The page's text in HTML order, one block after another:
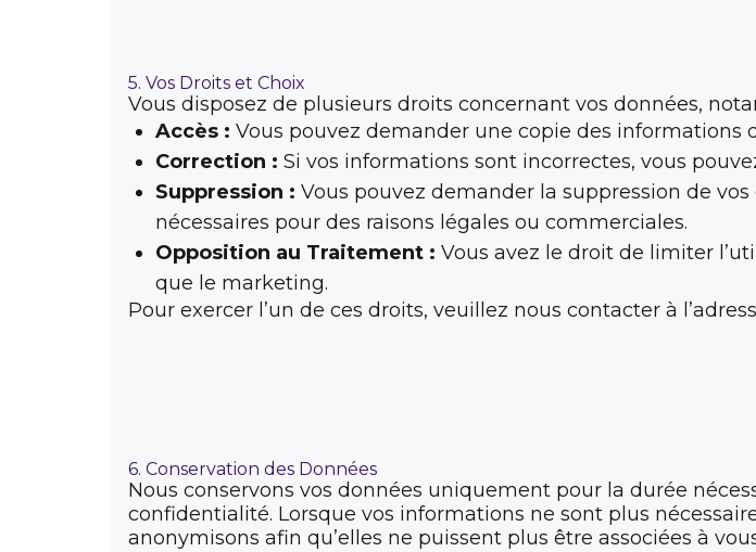
5. Vos Droits et Choix
Vous disposez de plusieurs droits concernant vos données,
Accès : Vous pouvez demander une copie des informations
Correction : Si vos informations sont incorrectes, vous
Suppression : Vous pouvez demander la suppression de
nécessaires pour des raisons légales ou commerciales.
Opposition au Traitement : Vous avez le droit de limiter
que le marketing.
Pour exercer l’un de ces droits, veuillez nous contacter à
6. Conservation des Données
Nous conservons vos données uniquement pour la durée
confidentialité. Lorsque vos informations ne sont plus
anonymisons afin qu’elles ne puissent plus être associées à